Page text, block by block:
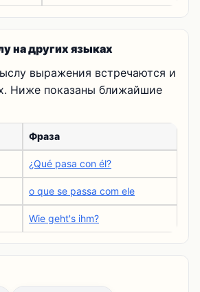
на других языках
выражения встречаются и
Ниже показаны ближайшие
Фраза
¿Qué pasa con él?
o que se passa com ele
Wie geht's ihm?